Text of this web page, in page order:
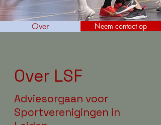
Over Neem contact op
Over LSF
Adviesorgaan voor
Sportverenigingen in